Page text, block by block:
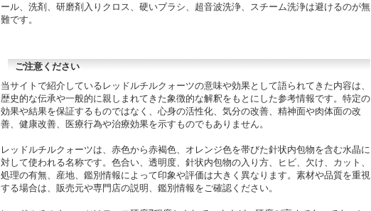
ール、洗剤、研磨剤入りクロス、硬いブラシ、超音波洗浄、スチーム洗浄は避けるのが無
難です。
ご注意ください
当サイトで紹介しているレッドルチルクォーツの意味や効果として語られてきた内容は、
歴史的な伝承や一般的に親しまれてきた象徴的な解釈をもとにした参考情報です。特定の
効果や結果を保証するものではなく、心身の活性化、気分の改善、精神面や肉体面の改
善、健康改善、医療行為や治療効果を示すものでもありません。
レッドルチルクォーツは、赤色から赤褐色、オレンジ色を帯びた針状内包物を含む水晶に
対して使われる名称です。色合い、透明度、針状内包物の入り方、ヒビ、欠け、カット、
処理の有無、産地、鑑別情報によって印象や評価は大きく異なります。素材や品質を重視
する場合は、販売元や専門店の説明、鑑別情報をご確認ください。